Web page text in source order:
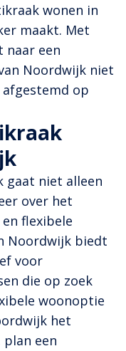
wonen in
maakt. Met
naar een
Noordwijk niet
op
gaat niet alleen
over het
flexibele
Noordwijk biedt
voor
die op zoek
woonoptie
het
een